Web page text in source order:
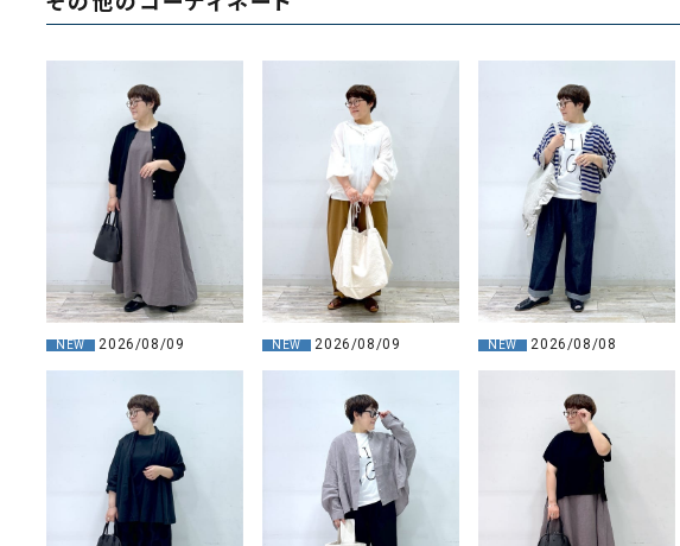
NEW 2026/08/09 NEW 2026/08/09 NEW 2026/08/08